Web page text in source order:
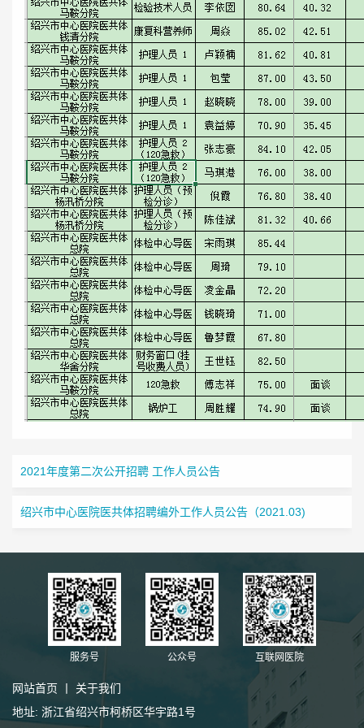
2021年度第二次公开招聘 工作人员公告
绍兴市中心医院医共体招聘编外工作人员公告（2021.03)
服务号 公众号 互联网医院
网站首页
关于我们
地址: 浙江省绍兴市柯桥区华宇路1号